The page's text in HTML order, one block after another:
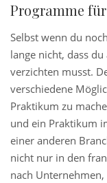
Programme
Selbst wenn du
lange nicht, dass
verzichten musst.
verschiedene
Praktikum zu
und ein Praktikum
einer anderen
nicht nur in den
nach Unternehmen,